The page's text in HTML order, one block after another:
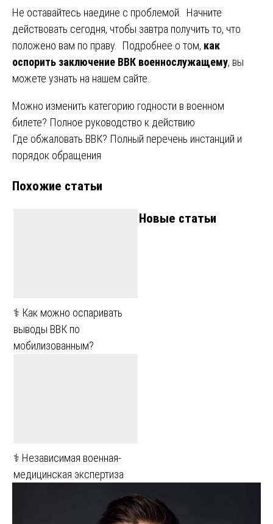
Не оставайтесь наедине с проблемой. Начните
действовать сегодня, чтобы завтра получить то, что
положено вам по праву. Подробнее о том, как
оспорить заключение ВВК военнослужащему, вы
можете узнать на нашем сайте.
Навигация
по
записям
Можно изменить категорию годности в военном
билете? Полное руководство к действию
Где обжаловать ВВК? Полный перечень инстанций и
порядок обращения
Похожие статьи
⚕️ Как можно оспаривать
выводы ВВК по
мобилизованным?
⚕️ Независимая военная-
медицинская экспертиза
Новые статьи